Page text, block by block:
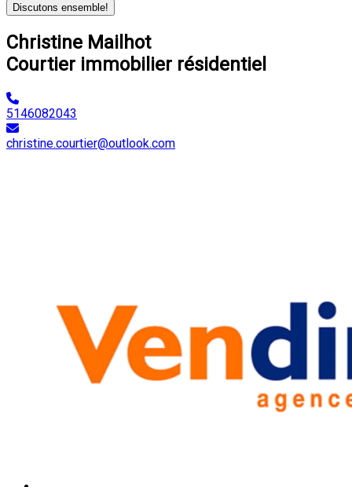
Discutons ensemble!
Christine Mailhot
Courtier immobilier résidentiel
5146082043
christine.courtier@outlook.com